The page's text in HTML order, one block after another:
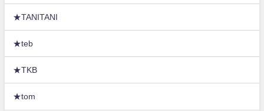
★TANITANI
★teb
★TKB
★tom